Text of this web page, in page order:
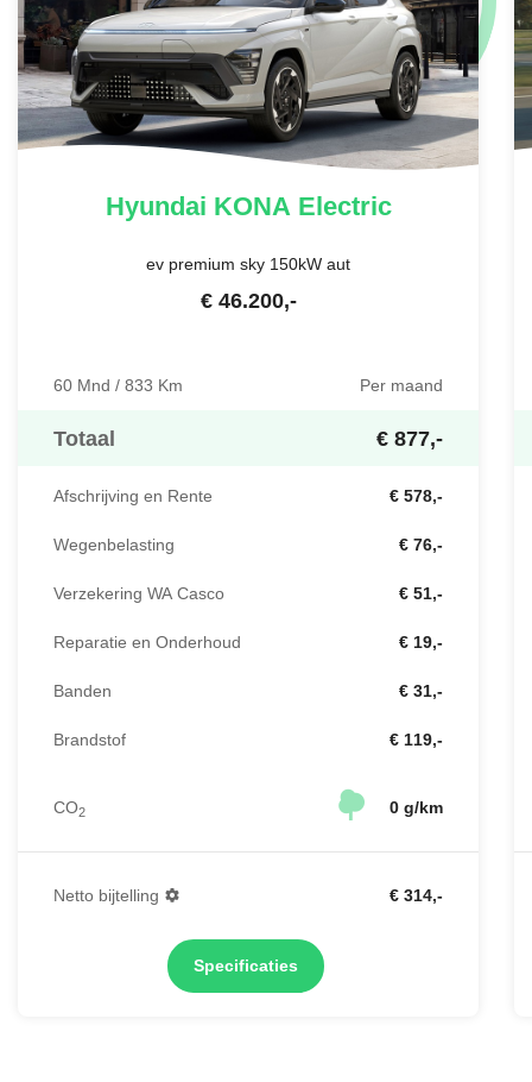
Hyundai KONA Electric
ev premium sky 150kW aut
€ 46.200,-
60 Mnd / 833 Km Per maand
Totaal € 877,-
Afschrijving en Rente € 578,-
Wegenbelasting € 76,-
Verzekering WA Casco € 51,-
Reparatie en Onderhoud € 19,-
Banden € 31,-
Brandstof € 119,-
CO2 0 g/km
Netto bijtelling € 314,-
Specificaties